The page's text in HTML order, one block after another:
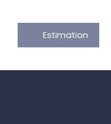
Estimation